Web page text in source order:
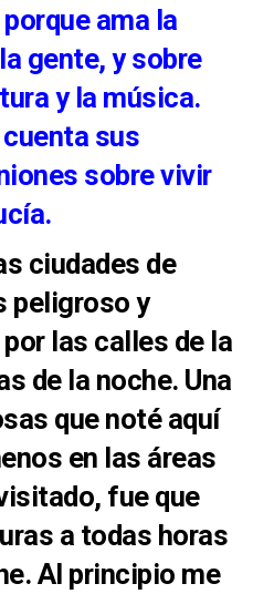
ama la
gente, y sobre
y la música.
sus
sobre vivir
ciudades de
peligroso y
las calles de la
de la noche. Una
que noté aquí
en las áreas
fue que
a todas horas
Al principio me